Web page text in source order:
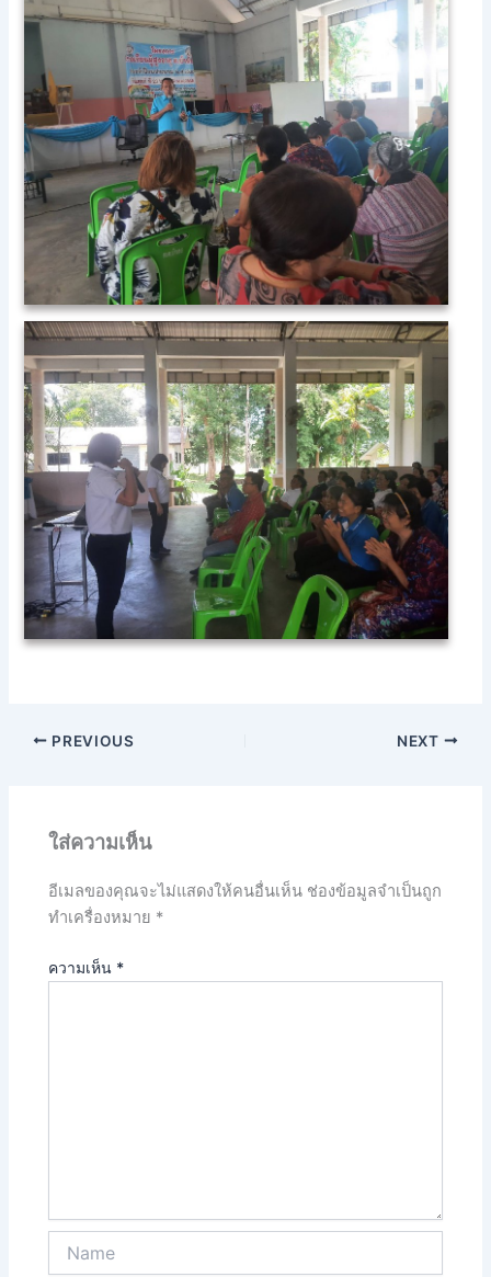
PREVIOUS NEXT
ใส่ความเห็น
อีเมลของคุณจะไม่แสดงให้คนอื่นเห็น ช่องข้อมูลจำเป็นถูก
ทำเครื่องหมาย *
ความเห็น *